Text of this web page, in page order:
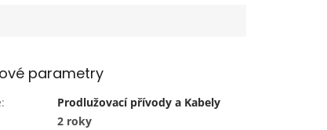
parametry
:
Prodlužovací přívody a Kabely
2 roky